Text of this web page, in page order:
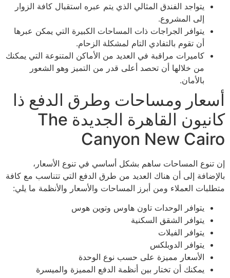
يتواجد الفندق المثالي الذي يتم عبره استقبال كافة الزوار
إلى المشروع.
يتوافر الجراجات ذات المساحات الكبيرة التي يمكن عبرها
أن تقوم بالتفادي التام لمشكلة الزحام.
كاميرات مراقبة في العديد من الأماكن المتنوعة التي يمكنك
من خلالها أن تحصد أعلى قدر من التميز وهو الشعور
بالأمان.
أسعار ومساحات وطرق الدفع ذا
كانيون القاهرة الجديدة The
Canyon New Cairo
إن تنوع المساحات ساهم بشكل أساسي في تنوع الأسعار،
بالإضافة إلى أن هناك العديد من طرق الدفع التي تتناسب مع كافة
متطلبات العملاء ومن أبرز المساحات والأسعار والأنظمة ما يلي:
يتوافر الوحدات تاون هاوس وتوين هوس
يتوافر الشقق السكنية
يتوافر الفيلات
يتوافر الدوبلكس
الأسعار مميزة على حسب نوع الوحدة
يمكنك أن تختار بين أنظمة الدفع المميزة والميسرة